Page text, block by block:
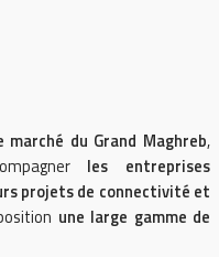
du Grand Maghreb,
les entreprises
projets de connectivité et
une large gamme de